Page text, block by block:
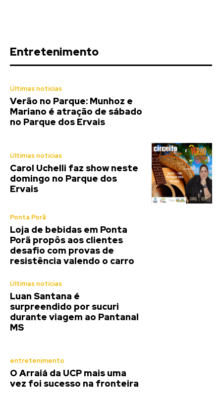
Últimas notícias
Verão no Parque: Munhoz e
Mariano é atração de sábado
Últimas notícias
Carol Uchelli faz show neste